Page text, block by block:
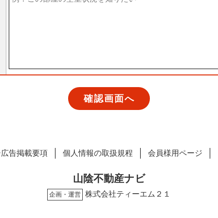
告掲載要項 個人情報の取扱規程 会員様用ページ
山陰不動産ナビ
企画・運営 株式会社ティーエム２１